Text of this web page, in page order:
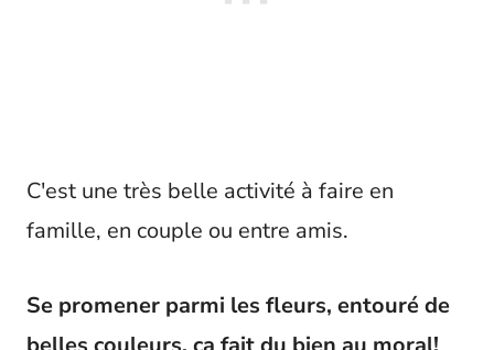
C'est une très belle activité à faire en
famille, en couple ou entre amis.
Se promener parmi les fleurs, entouré de